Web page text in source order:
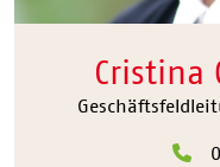
Cristina